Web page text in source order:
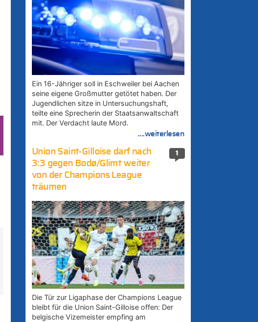
Ein 16-Jähriger soll in Eschweiler bei Aachen
seine eigene Großmutter getötet haben. Der
Jugendlichen sitze in Untersuchungshaft,
teilte eine Sprecherin der Staatsanwaltschaft
mit. Der Verdacht laute Mord.
....weiterlesen
1
Union Saint-Gilloise darf nach
3:3 gegen Bodø/Glimt weiter
von der Champions League
träumen
Die Tür zur Ligaphase der Champions League
bleibt für die Union Saint-Gilloise offen: Der
belgische Vizemeister empfing am